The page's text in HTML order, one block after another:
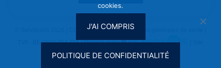
CGU & Vie privée| Conditions générales de vente
TVA : BE 0692.764.201 | Réalisé avec
par
cookies.
J'AI COMPRIS
POLITIQUE DE CONFIDENTIALITÉ